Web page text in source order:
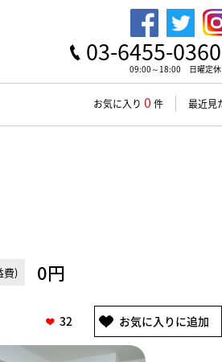
03-6455-0360
09:00～18:00 日曜定休
お気に入り 0 件 最近見
費) 0円
32